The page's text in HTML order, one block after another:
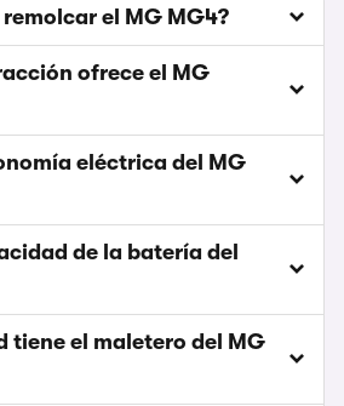
el MG MG4?
ofrece el MG
eléctrica del MG
de la batería del
tiene el maletero del MG